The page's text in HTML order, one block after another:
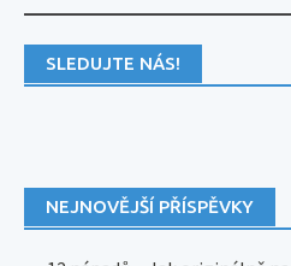
SLEDUJTE NÁS!
NEJNOVĚJŠÍ PŘÍSPĚVKY